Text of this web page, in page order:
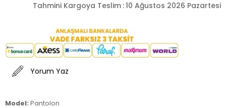
Tahmini Kargoya Teslim :10 Ağustos 2026 Pazartesi
Yorum Yaz
Model: Pantolon